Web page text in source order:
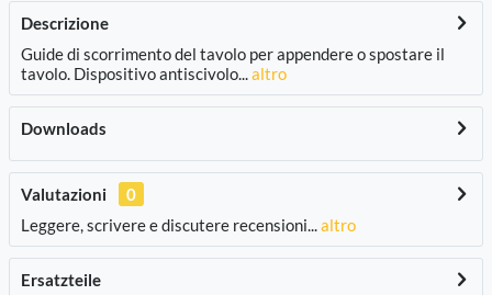
Descrizione
Guide di scorrimento del tavolo per appendere o spostare il
tavolo. Dispositivo antiscivolo...altro
Downloads
Valutazioni
0
Leggere, scrivere e discutere recensioni...altro
Ersatzteile